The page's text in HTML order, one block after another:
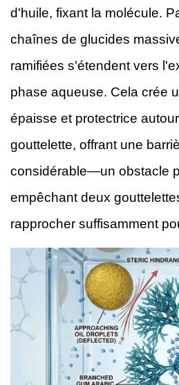
d'huile, fixant la molécule.
chaînes de glucides
ramifiées s'étendent vers
phase aqueuse. Cela crée
épaisse et protectrice
gouttelette, offrant une
considérable—un obstacle
empêchant deux
rapprocher suffisamment